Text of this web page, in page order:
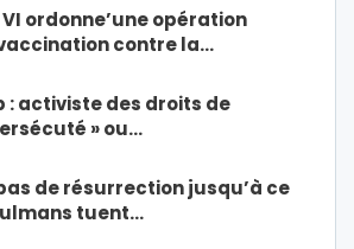
ordonne’une opération
contre la…
: activiste des droits de
» ou…
de résurrection jusqu’à ce
tuent…